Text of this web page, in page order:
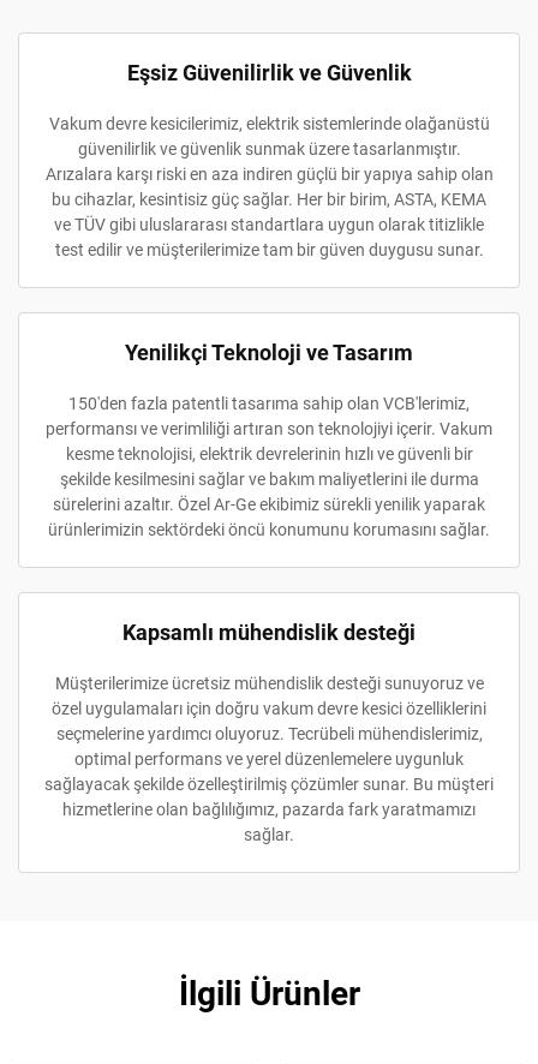
Eşsiz Güvenilirlik ve Güvenlik
Vakum devre kesicilerimiz, elektrik sistemlerinde olağanüstü
güvenilirlik ve güvenlik sunmak üzere tasarlanmıştır.
Arızalara karşı riski en aza indiren güçlü bir yapıya sahip olan
bu cihazlar, kesintisiz güç sağlar. Her bir birim, ASTA, KEMA
ve TÜV gibi uluslararası standartlara uygun olarak titizlikle
test edilir ve müşterilerimize tam bir güven duygusu sunar.
Yenilikçi Teknoloji ve Tasarım
150'den fazla patentli tasarıma sahip olan VCB'lerimiz,
performansı ve verimliliği artıran son teknolojiyi içerir. Vakum
kesme teknolojisi, elektrik devrelerinin hızlı ve güvenli bir
şekilde kesilmesini sağlar ve bakım maliyetlerini ile durma
sürelerini azaltır. Özel Ar-Ge ekibimiz sürekli yenilik yaparak
ürünlerimizin sektördeki öncü konumunu korumasını sağlar.
Kapsamlı mühendislik desteği
Müşterilerimize ücretsiz mühendislik desteği sunuyoruz ve
özel uygulamaları için doğru vakum devre kesici özelliklerini
seçmelerine yardımcı oluyoruz. Tecrübeli mühendislerimiz,
optimal performans ve yerel düzenlemelere uygunluk
sağlayacak şekilde özelleştirilmiş çözümler sunar. Bu müşteri
hizmetlerine olan bağlılığımız, pazarda fark yaratmamızı
sağlar.
İlgili Ürünler